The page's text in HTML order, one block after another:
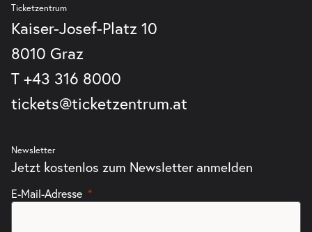
Ticketzentrum
Kaiser-Josef-Platz 10
8010 Graz
T +43 316 8000
tickets@ticketzentrum.at
Newsletter
Jetzt kostenlos zum Newsletter anmelden
E-Mail-Adresse